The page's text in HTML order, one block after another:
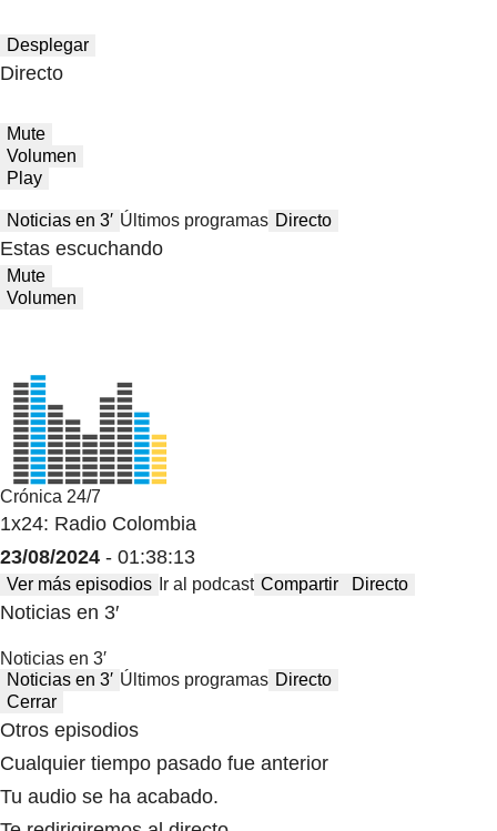
Desplegar
Directo
Mute
Volumen
Play
Noticias en 3′ Últimos programas Directo
Estas escuchando
Mute
Volumen
Crónica 24/7
1x24: Radio Colombia
23/08/2024 - 01:38:13
Ver más episodios Ir al podcast Compartir Directo
Noticias en 3′
Noticias en 3′
Noticias en 3′ Últimos programas Directo
Cerrar
Otros episodios
Cualquier tiempo pasado fue anterior
Tu audio se ha acabado.